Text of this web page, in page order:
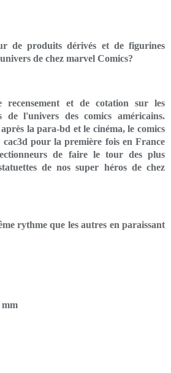
de produits dérivés et de figurines
de chez marvel Comics?
recensement et de cotation sur les
de l'univers des comics américains.
la para-bd et le cinéma, le comics
cac3d pour la première fois en France
de faire le tour des plus
de nos super héros de chez
rythme que les autres en paraissant
mm